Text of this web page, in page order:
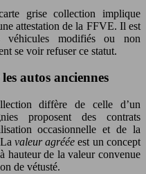
grise collection implique
attestation de la FFVE. Il est
véhicules modifiés ou non
se voir refuser ce statut.
autos anciennes
diffère de celle d’un
proposent des contrats
occasionnelle et de la
valeur agrééeest un concept
hauteur de la valeur convenue
de vétusté.